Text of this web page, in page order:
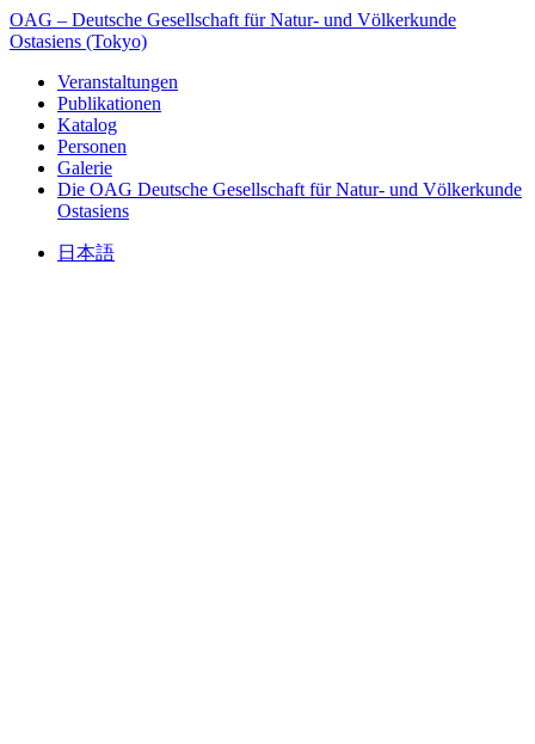
OAG – Deutsche Gesellschaft für Natur- und Völkerkunde
Ostasiens (Tokyo)
Veranstaltungen
Publikationen
Katalog
Personen
Galerie
Die OAG Deutsche Gesellschaft für Natur- und Völkerkunde
Ostasiens
日本語